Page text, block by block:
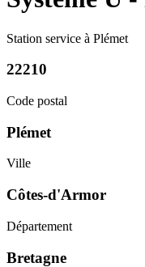
Station service à Plémet
22210
Code postal
Plémet
Ville
Côtes-d'Armor
Département
Bretagne